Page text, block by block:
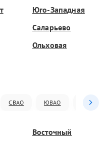
Юго-Западная
Саларьево
Ольховая
СВАО ЮВАО ЮАО
Восточный